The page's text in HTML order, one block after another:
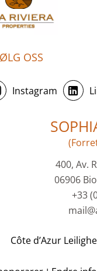
OSS
Instagram
400, Av.
06906
+33
Côte d’Azur